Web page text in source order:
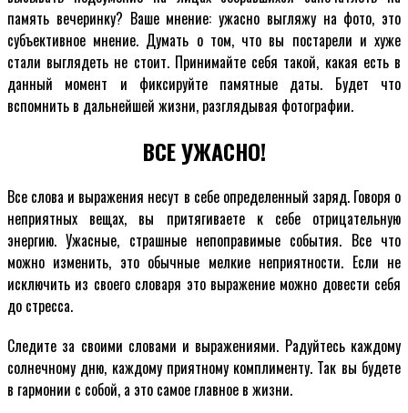
память вечеринку? Ваше мнение: ужасно выгляжу на фото, это
субъективное мнение. Думать о том, что вы постарели и хуже
стали выглядеть не стоит. Принимайте себя такой, какая есть в
данный момент и фиксируйте памятные даты. Будет что
вспомнить в дальнейшей жизни, разглядывая фотографии.
ВСЕ УЖАСНО!
Все слова и выражения несут в себе определенный заряд. Говоря о
неприятных вещах, вы притягиваете к себе отрицательную
энергию. Ужасные, страшные непоправимые события. Все что
можно изменить, это обычные мелкие неприятности. Если не
исключить из своего словаря это выражение можно довести себя
до стресса.
Следите за своими словами и выражениями. Радуйтесь каждому
солнечному дню, каждому приятному комплименту. Так вы будете
в гармонии с собой, а это самое главное в жизни.